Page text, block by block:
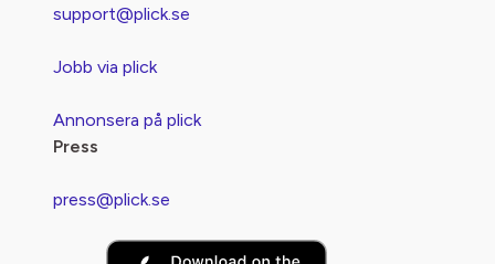
support@plick.se
Jobb via plick
Annonsera på plick
Press
press@plick.se